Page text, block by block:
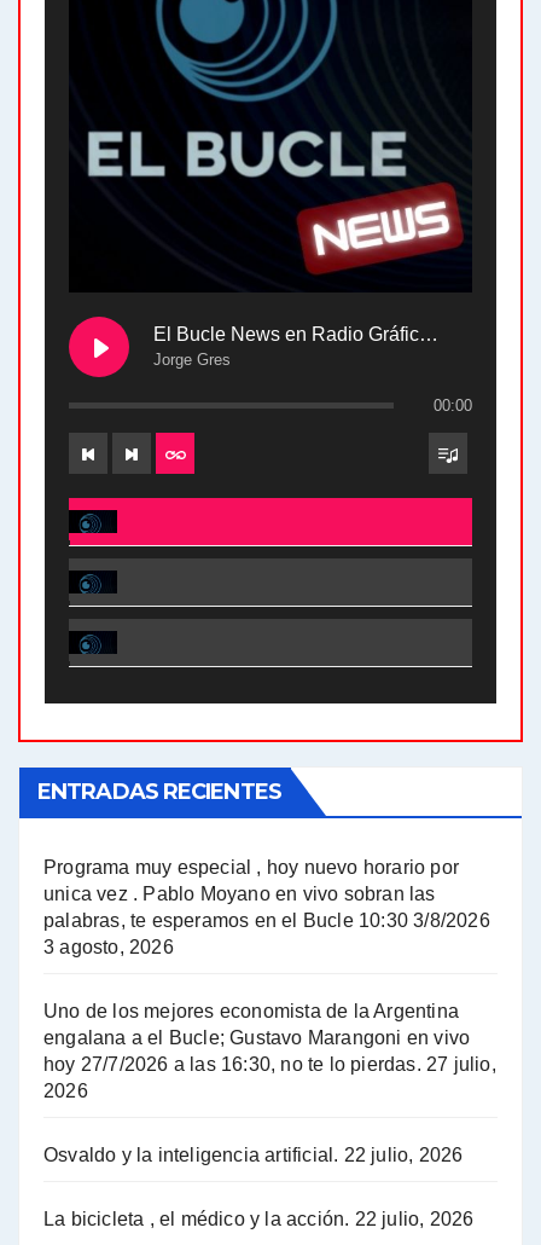
El Bucle News en Radio Gráfica. Bloque 2 . 28.04.24
Jorge Gres
00:00
El Bucle News en Radio Gráfica. Bloque 2 . 28.04.24 - Jorge Gres
El Bucle News en Radio Gráfica. Bloque 1 . 28.04.24 - Jorge Gres
El Bucle News en Radio Gráfica. Bloque 2 . 21.04.24 - Jorge Gres
A mayor poder al empresariado le cuesta encontrar resistencia - Jose Urtubey con Jorge Gres
Hugo Yasky : Día de la Militancia - Hugo Yasky con Jorge Gres
Hugo Yasky sobre la Coordinadora de las Industrias de Productos Alimenticios (COPAL) - Hugo Yasky con Jorge Gres
Pablo Moyano sobre el espionaje: "Estos personajes siniestros han hecho mucho daño" - Pablo Moyano con Jorge Gres
ENTRADAS RECIENTES
Programa muy especial , hoy nuevo horario por
unica vez . Pablo Moyano en vivo sobran las
palabras, te esperamos en el Bucle 10:30 3/8/2026
3 agosto, 2026
Uno de los mejores economista de la Argentina
engalana a el Bucle; Gustavo Marangoni en vivo
hoy 27/7/2026 a las 16:30, no te lo pierdas. 27 julio,
2026
Osvaldo y la inteligencia artificial. 22 julio, 2026
La bicicleta , el médico y la acción. 22 julio, 2026